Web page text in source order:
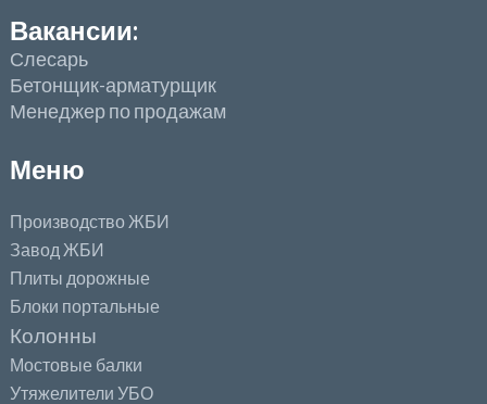
Вакансии:
Слесарь
Бетонщик-арматурщик
Менеджер по продажам
Меню
Производство ЖБИ
Завод ЖБИ
Плиты дорожные
Блоки портальные
Колонны
Мостовые балки
Утяжелители УБО